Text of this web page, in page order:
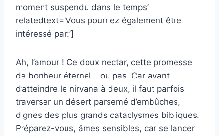
moment suspendu dans le temps’
relatedtext=’Vous pourriez également être
intéressé par:’]
Ah, l’amour ! Ce doux nectar, cette promesse
de bonheur éternel… ou pas. Car avant
d’atteindre le nirvana à deux, il faut parfois
traverser un désert parsemé d’embûches,
dignes des plus grands cataclysmes bibliques.
Préparez-vous, âmes sensibles, car se lancer